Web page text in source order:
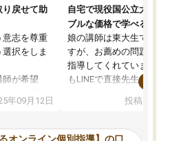
り戻せて助
意志を尊重
択をしま
師が希望
など選ぶ
で良いか
年09月12日
自宅で現役国公立大学生
ブルな価格で学べる
娘の講師は東大生では無
すが、お薦めの問題集や
指導してくれています。
もLINEで直接先生に質問
めれるので、個人に合
いなのがあり(有料)、受
投稿日：
オンライン個別指導】の口